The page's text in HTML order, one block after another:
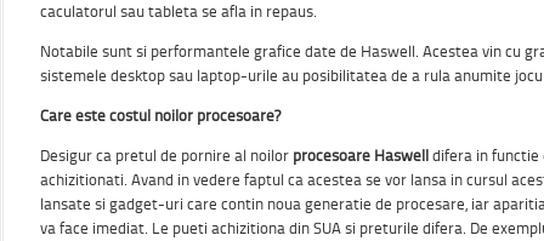
caculatorul sau tableta se afla in repaus.
Notabile sunt si performantele grafice date de Haswell. Acestea vin cu
sistemele desktop sau laptop-urile au posibilitatea de a rula anumite
Care este costul noilor procesoare?
Desigur ca pretul de pornire al noilor procesoare Haswell difera in functie
achizitionati. Avand in vedere faptul ca acestea se vor lansa in cursul
lansate si gadget-uri care contin noua generatie de procesare, iar
va face imediat. Le pueti achizitiona din SUA si preturile difera. De